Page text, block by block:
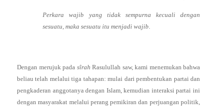
Perkara wajib yang tidak sempurna kecuali dengan
sesuatu, maka sesuatu itu menjadi wajib
Dengan merujuk pada sîrah Rasulullah saw, kami menemukan bahwa
beliau telah melalui tiga tahapan: mulai dari pembentukan partai dan
pengkaderan anggotanya dengan Islam, kemudian interaksi partai ini
dengan masyarakat melalui perang pemikiran dan perjuangan politik,